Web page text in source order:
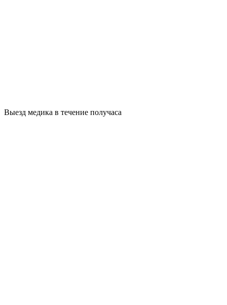
Выезд медика в течение получаса